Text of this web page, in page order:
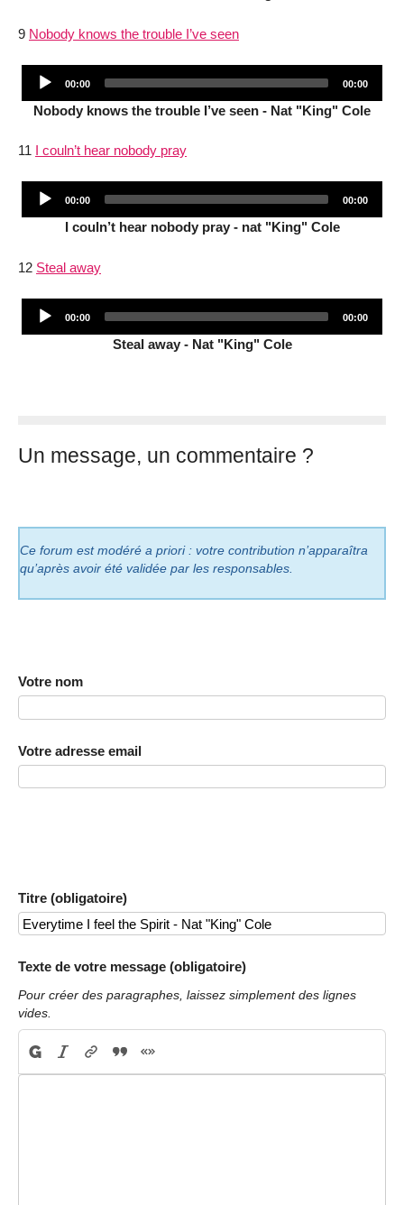
9 Nobody knows the trouble I’ve seen
Current
00:00
Total
00:00
Nobody knows the trouble I’ve seen - Nat "King" Cole
11 I couln’t hear nobody pray
Current
00:00
Total
00:00
I couln’t hear nobody pray - nat "King" Cole
12 Steal away
Current
00:00
Total
00:00
Steal away - Nat "King" Cole
Un message, un commentaire ?
Ce forum est modéré a priori : votre contribution n’apparaîtra
qu’après avoir été validée par les responsables.
Votre nom
Votre adresse email
Titre (obligatoire)
Texte de votre message (obligatoire)
Pour créer des paragraphes, laissez simplement des lignes
vides.